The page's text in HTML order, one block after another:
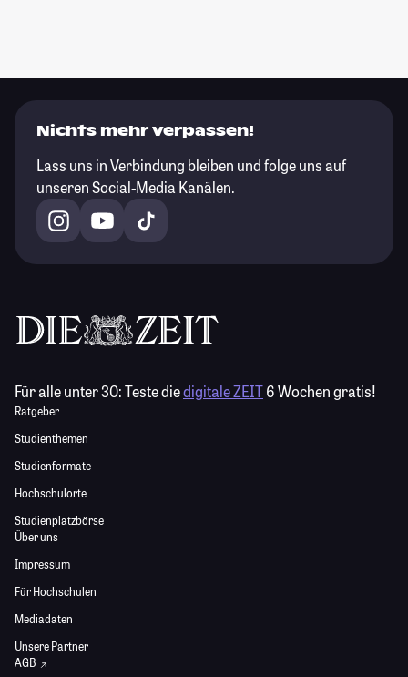
Nichts mehr verpassen!
Lass uns in Verbindung bleiben und folge uns auf
unseren Social-Media Kanälen.
Für alle unter 30:Teste diedigitale ZEIT6 Wochen gratis!
Ratgeber
Studienthemen
Studienformate
Hochschulorte
Studienplatzbörse
Über uns
Impressum
Für Hochschulen
Mediadaten
Unsere Partner
AGB